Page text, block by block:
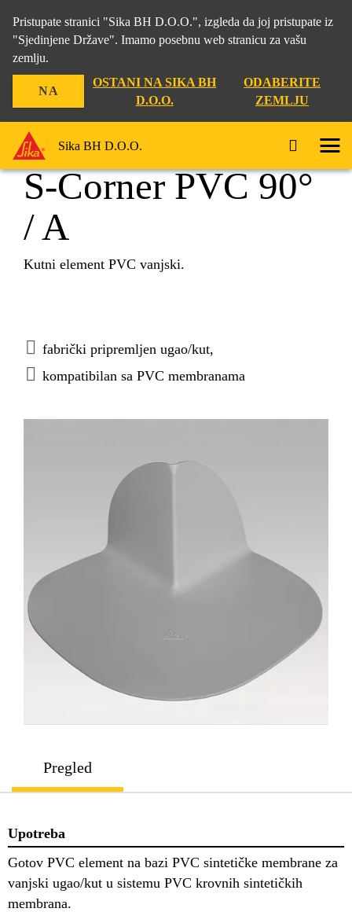
Pristupate stranici "Sika BH D.O.O.", izgleda da joj pristupate iz
"Sjedinjene Države". Imamo posebnu web stranicu za vašu
zemlju.
NA
OSTANI NA SIKA BH
D.O.O.
ODABERITE
ZEMLJU
Sika BH D.O.O.
... S-Corner PVC 90° / A
S-Corner PVC 90°
/ A
Kutni element PVC vanjski.
fabrički pripremljen ugao/kut,
kompatibilan sa PVC membranama
Pregled
Upotreba
Gotov PVC element na bazi PVC sintetičke membrane za
vanjski ugao/kut u sistemu PVC krovnih sintetičkih
membrana.